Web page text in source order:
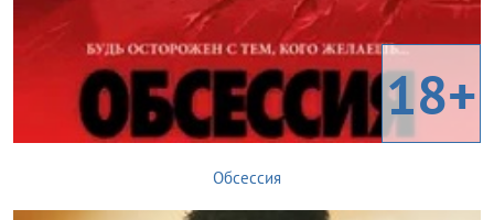
18+
Обсессия